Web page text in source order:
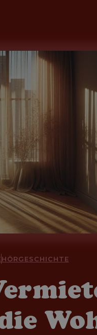
HÖRGESCHICHTE